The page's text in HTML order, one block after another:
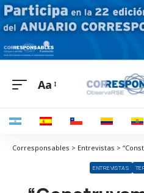
Aa
ENTREVISTAS